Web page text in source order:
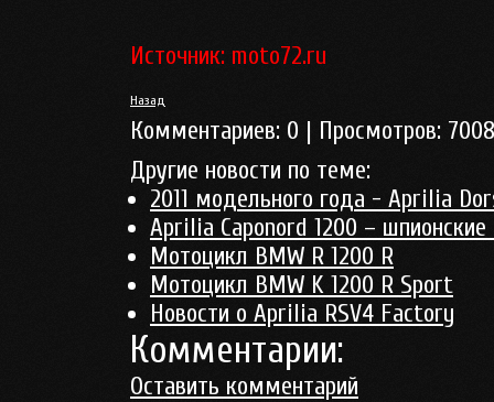
Источник: moto72.ru
Назад
Комментариев: 0 | Просмотров: 7008
Другие новости по теме:
2011 модельного года - Aprilia
Aprilia Caponord 1200 –
Мотоцикл BMW R 1200 R
Мотоцикл BMW K 1200 R Sport
Новости о Aprilia RSV4 Factory
Комментарии:
Оставить комментарий